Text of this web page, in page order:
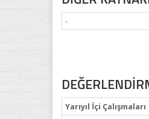
-
Yarıyıl İçi Çalışmaları